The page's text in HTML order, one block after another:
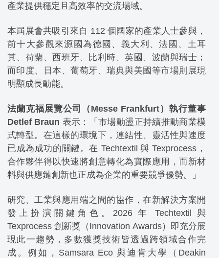
產業提供穩定且高效率的交流場域。
本屆展會共吸引來自 112 個國家的產業人士參與，
前十大參觀來源國為德國、義大利、法國、土耳
其、荷蘭、西班牙、比利時、英國、波蘭與瑞士；
而印度、日本、葡萄牙、瑞典與美國等市場則展現
明顯成長動能。
法蘭克福展覽公司（Messe Frankfurt）執行董事
Detlef Braun 表示：「市場動盪正持續推動商業模
式轉型。在這樣的環境下，連結性、靈活性與速度
已成為成功的關鍵。在 Techtextil 與 Texprocess，
合作夥伴得以快速將創意轉化為實際應用，而新材
料與供應鏈創新也正成為企業的重要競爭優勢。」
研究、工業與應用端之間的協作，在新解決方案開
發上扮演關鍵角色。2026 年 Techtextil 與
Texprocess 創新獎（Innovation Awards）即充分展
現此一趨勢，多數獲獎技術皆透過跨領域合作完
成。例如，Samsara Eco 與迪肯大學（Deakin